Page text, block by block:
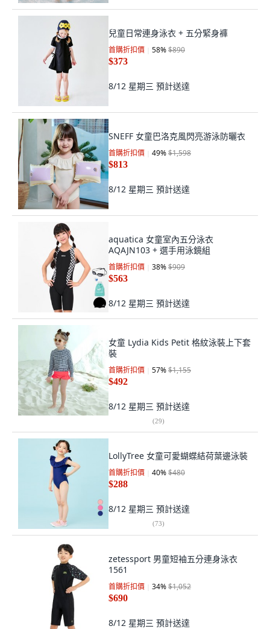
兒童日常連身泳衣 + 五分緊身褲
首購折扣價 58%$890
$373
8/12 星期三 預計送達
SNEFF 女童巴洛克風閃亮游泳防曬衣
首購折扣價 49%$1,598
$813
8/12 星期三 預計送達
aquatica 女童室內五分泳衣
AQAJN103 + 選手用泳鏡組
首購折扣價 38%$909
$563
8/12 星期三 預計送達
女童 Lydia Kids Petit 格紋泳裝上下套
裝
首購折扣價 57%$1,155
$492
8/12 星期三 預計送達
(29)
LollyTree 女童可愛蝴蝶結荷葉邊泳裝
首購折扣價 40%$480
$288
8/12 星期三 預計送達
(73)
zetessport 男童短袖五分連身泳衣
1561
首購折扣價 34%$1,052
$690
8/12 星期三 預計送達